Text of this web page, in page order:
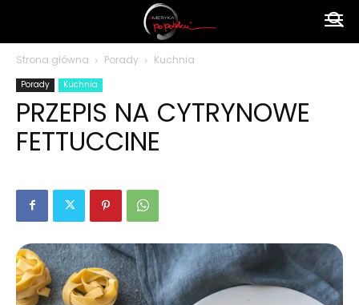
Strona główna Porady Kuchnia
Porady Kuchnia
PRZEPIS NA CYTRYNOWE
FETTUCCINE